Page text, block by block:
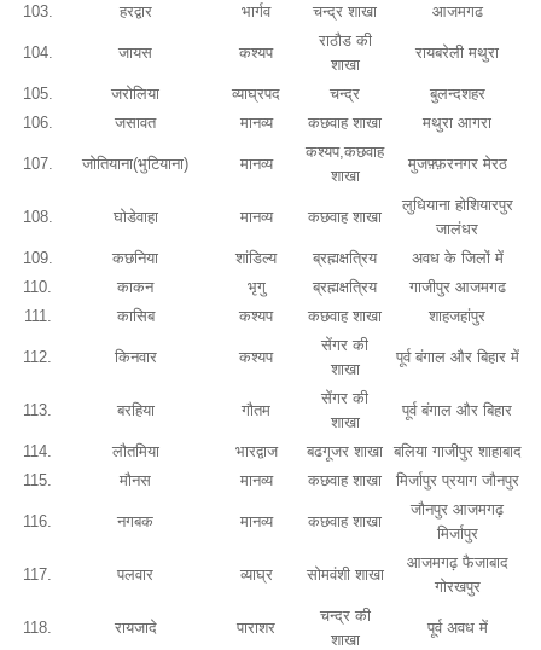
103.
हरद्वार भार्गव चन्द्र शाखा आजमगढ
104. जायस कश्यप
राठौड की
शाखा
रायबरेली मथुरा
105. जरोलिया व्याघ्रपद चन्द्र
बुलन्दशहर
106.
जसावत मानव्य कछवाह शाखा मथुरा आगरा
107. जोतियाना(भुटियाना) मानव्य
कश्यप,कछवाह
शाखा
मुजफ़्फ़रनगर मेरठ
108. घोडेवाहा मानव्य कछवाह शाखा
लुधियाना होशियारपुर
जालंधर
109.
कछनिया शांडिल्य ब्रह्मक्षत्रिय
अवध के जिलों में
110.
काकन भृगु ब्रह्मक्षत्रिय
गाजीपुर आजमगढ
111.
कासिब कश्यप कछवाह शाखा शाहजहांपुर
112. किनवार कश्यप
सेंगर की
शाखा
पूर्व बंगाल और बिहार में
113. बरहिया गौतम
सेंगर की
शाखा
पूर्व बंगाल और बिहार
114. लौतमिया भारद्वाज बढगूजर शाखा बलिया गाजीपुर शाहाबाद
115.
मौनस मानव्य कछवाह शाखा मिर्जापुर प्रयाग जौनपुर
116. नगबक मानव्य कछवाह शाखा
जौनपुर आजमगढ़
मिर्जापुर
117. पलवार व्याघ्र सोमवंशी शाखा
आजमगढ़ फैजाबाद
गोरखपुर
118. रायजादे पाराशर
चन्द्र की
शाखा
पूर्व अवध में